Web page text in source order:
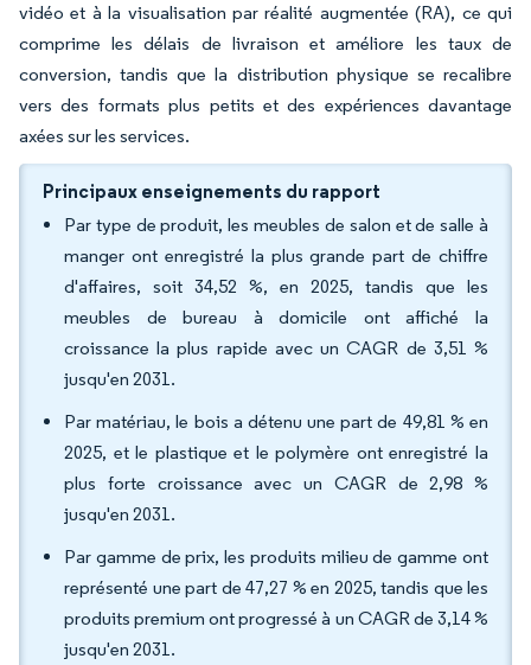
vidéo et à la visualisation par réalité augmentée (RA), ce qui
comprime les délais de livraison et améliore les taux de
conversion, tandis que la distribution physique se recalibre
vers des formats plus petits et des expériences davantage
axées sur les services.
Principaux enseignements du rapport
Par type de produit, les meubles de salon et de salle à
manger ont enregistré la plus grande part de chiffre
d'affaires, soit 34,52 %, en 2025, tandis que les
meubles de bureau à domicile ont affiché la
croissance la plus rapide avec un CAGR de 3,51 %
jusqu'en 2031.
Par matériau, le bois a détenu une part de 49,81 % en
2025, et le plastique et le polymère ont enregistré la
plus forte croissance avec un CAGR de 2,98 %
jusqu'en 2031.
Par gamme de prix, les produits milieu de gamme ont
représenté une part de 47,27 % en 2025, tandis que les
produits premium ont progressé à un CAGR de 3,14 %
jusqu'en 2031.